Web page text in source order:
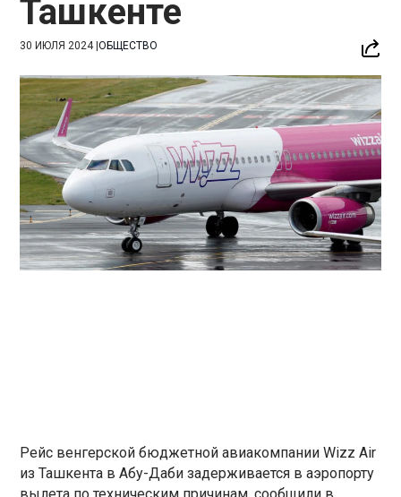
Ташкенте
30 ИЮЛЯ 2024|ОБЩЕСТВО
Рейс венгерской бюджетной авиакомпании Wizz Air
из Ташкента в Абу-Даби задерживается в аэропорту